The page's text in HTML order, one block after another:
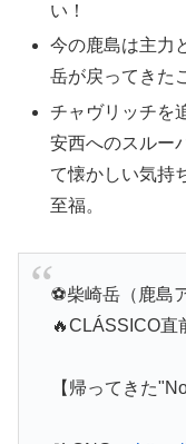
い！
今の鹿島は主力
岳が戻ってきた
チャヴリッチを
安西へのスルー
て懐かしい気持
至福。
⚽️柴崎岳（鹿島
🔥CLÁSSICO直
【帰ってきた